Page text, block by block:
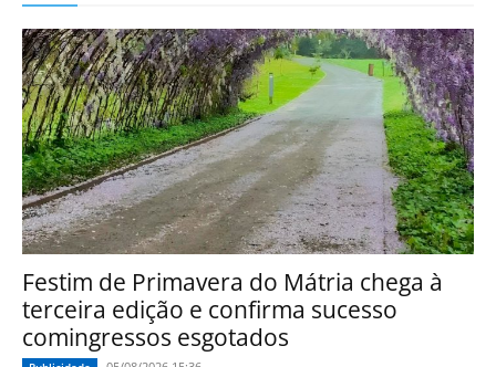
Festim de Primavera do Mátria chega à
terceira edição e confirma sucesso
comingressos esgotados